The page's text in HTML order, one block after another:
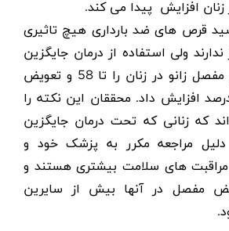
قرص های ضد بارداری هیچ تاثیری
ندارند ولی استفاده از درمان جایگزین
هورمون خطر تعویض مفصل زانو در زنان را تا 58 و تعویض
ران را تا 38 درصد افزایش داد. محققان این نکته را
که زنانی که تحت درمان جایگزین
مراجعه مکرر به پزشک خود و
مراقبت های سلامت بیشتری هستند و
مفصل در آنها بیش از سایرین